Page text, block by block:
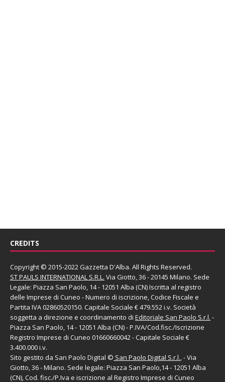
CREDITS
Copyright © 2015-2022 Gazzetta D'Alba. All Rights Reserved.
ST PAULS INTERNATIONAL S.R.L. Via Giotto, 36 - 20145 Milano. Sede
Legale: Piazza San Paolo, 14 - 12051 Alba (CN) Iscritta al registro
delle Imprese di Cuneo - Numero di iscrizione, Codice Fiscale e
Partita IVA 02860520150. Capitale Sociale € 479.552 i.v. Società
soggetta a direzione e coordinamento di Editoriale San Paolo S.r.l. -
Piazza San Paolo, 14 - 12051 Alba (CN) - P.IVA/Cod.fisc./Iscrizione
Registro Imprese di Cuneo 01660660042 - Capitale Sociale €
3.400.000 i.v.
Sito gestito da San Paolo Digital © San Paolo Digital S.r.l., - Via
Giotto, 36 - Milano. Sede legale: Piazza San Paolo,14 - 12051 Alba
(CN), Cod. fisc./P.Iva e iscrizione al Registro Imprese di Cuneo